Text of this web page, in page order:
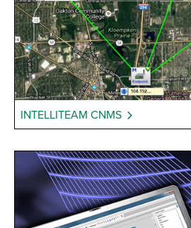
INTELLITEAM CNMS